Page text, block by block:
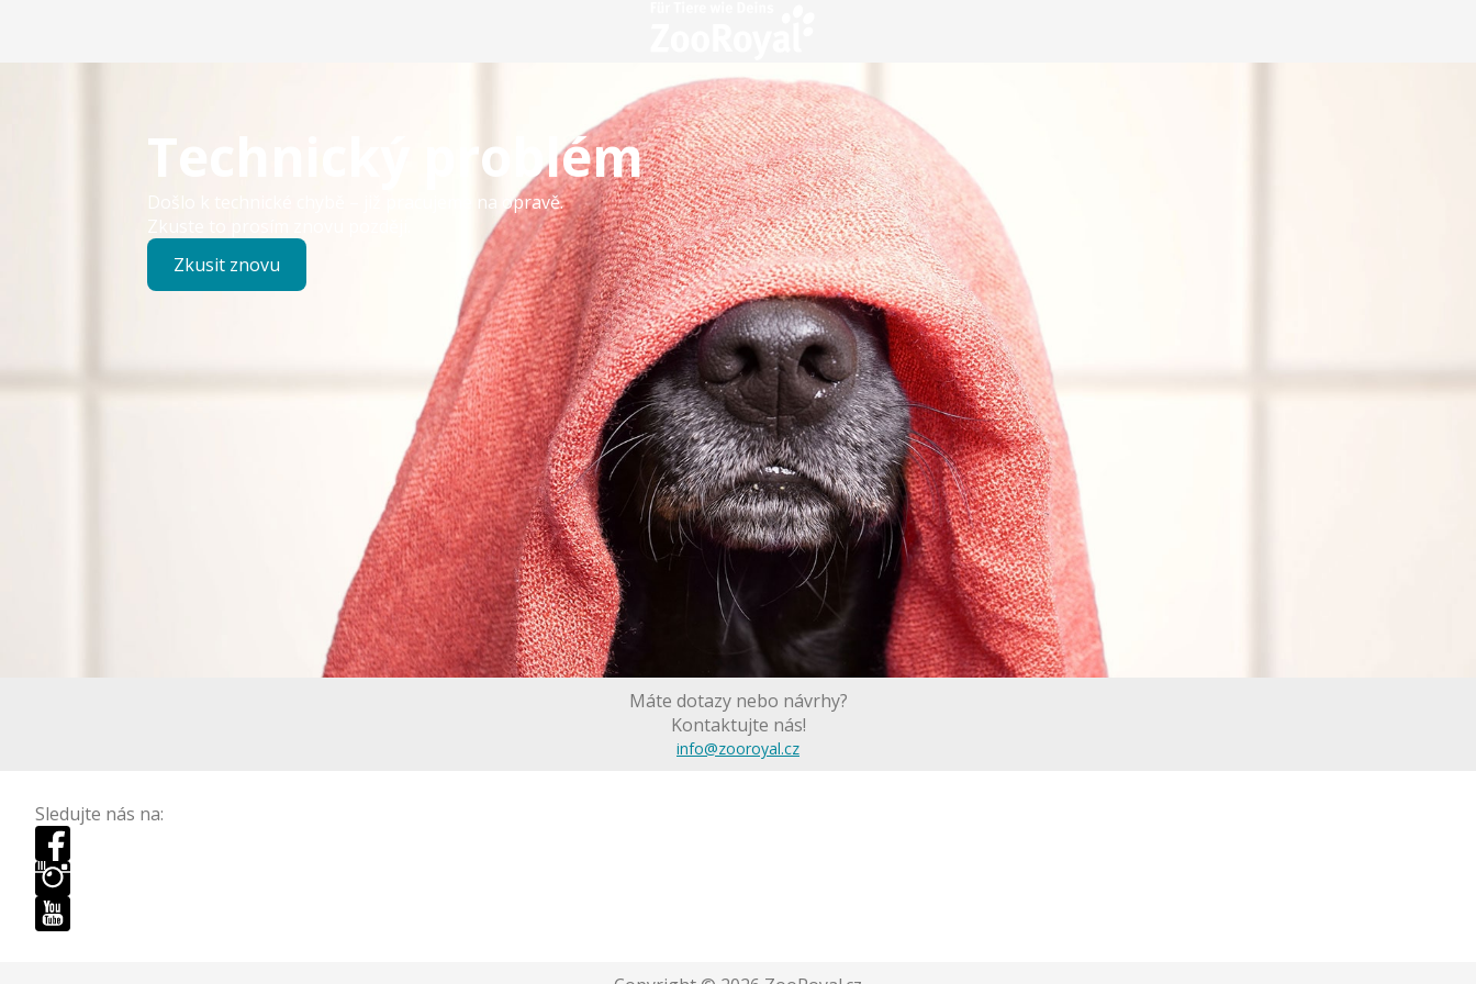
Technický problém
Došlo k technické chybě – již pracujeme na opravě.
Zkuste to prosím znovu později.
Zkusit znovu
Máte dotazy nebo návrhy?
Kontaktujte nás!
info@zooroyal.cz
Sledujte nás na: